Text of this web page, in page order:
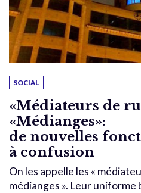
SOCIAL
«Médiateurs de
«Médianges»:
de nouvelles
à confusion
On les appelle les «
médianges ». Leur uniforme